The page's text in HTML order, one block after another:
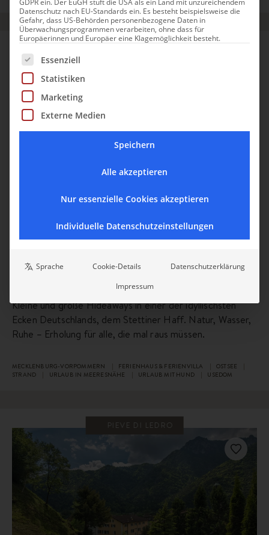
Stettiner Haff Idylle zum
am Meer
Kleine und große Hideaways in einer der idyllischsten
Ecken Deutschlands, dem Stettiner Haff. Natur, Wasser,
Ruhe – Erholung für alle, die mal raus müssen.
MECKLENBURG-VORPOMMERN FERIENHAUS & FERIENVILLA
OSTSEE
STRAND
URLAUB IN MEERESNÄHE URLAUB MIT HUND USEDOM
PIEVE DI LEDRO
Datenschutz nach EU-Standards ein. Es besteht beispielsweise die
Gefahr, dass US-Behörden personenbezogene Daten in
Überwachungsprogrammen verarbeiten, ohne dass für
Europäerinnen und Europäer eine Klagemöglichkeit besteht.
Es folgt eine Liste der Service-Gruppen, für die eine
Essenziell
Statistiken
Marketing
Externe Medien
Speichern
Alle akzeptieren
Nur essenzielle Cookies akzeptieren
Individuelle Datenschutzeinstellungen
Sprache Cookie-Details
Datenschutzerklärung
Impressum